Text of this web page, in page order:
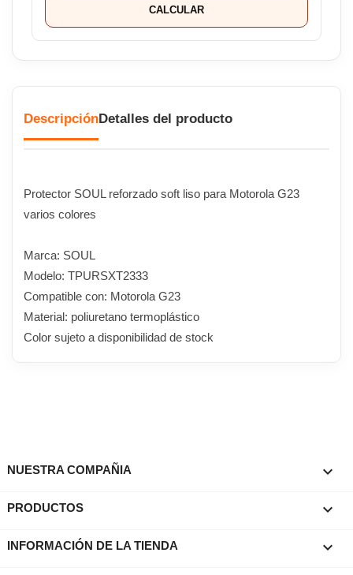
CALCULAR
DescripciónDetalles del producto
Protector SOUL reforzado soft liso para Motorola G23
varios colores
Marca: SOUL
Modelo: TPURSXT2333
Compatible con: Motorola G23
Material: poliuretano termoplástico
Color sujeto a disponibilidad de stock
NUESTRA COMPAÑIA 
PRODUCTOS 
INFORMACIÓN DE LA TIENDA keyboard_arrow_down